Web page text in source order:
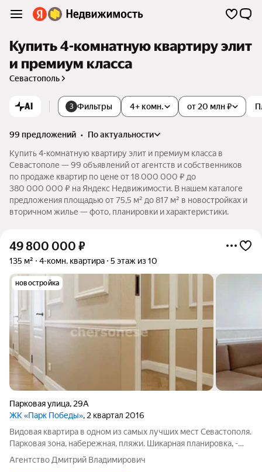
Купить 4-комнатную квартиру элит
и премиум класса
Севастополь
AI 3 Фильтры 4+ комн. от 20 млн ₽
99 предложений •
по актуальности
Купить 4-комнатную квартиру элит и премиум класса в
Севастополе — 99 объявлений от агентств и собственников
по продаже квартир по цене от 18 000 000 ₽ до
380 000 000 ₽ на Яндекс Недвижимости. В нашем каталоге
предложения площадью от 75,5 м² до 817 м² в новостройках и
вторичном жилье — фото, планировки и характеристики.
49 800 000 ₽
135 м² 4-комн. квартира 5 этаж из 10
новостройка
Парковая улица, 29А
ЖК «Парк Победы», 2 квартал 2016
Видoвaя квapтира в одном из самых лучшиx мест Сeвacтопoля.
Паркoвая зона, набережная, пляжи. Шикарная планировка, -
комфорт и стиль. Светлая и пpосторная кухня-гостиная. Две
большие спальни и две гардеробные. Три санузла и прачечная.
Агентство Дмитрий Владимирович